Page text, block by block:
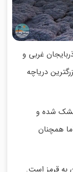
غربی و
دریاچه
خشک شده و
همچنان
به قرمز است.